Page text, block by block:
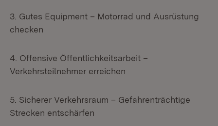
3. Gutes Equipment – Motorrad und Ausrüstung
checken
4. Offensive Öffentlichkeitsarbeit –
Verkehrsteilnehmer erreichen
5. Sicherer Verkehrsraum – Gefahrenträchtige
Strecken entschärfen